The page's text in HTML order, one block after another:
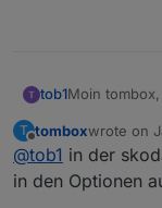
tob1Moin tombox,
bin durch
ihn direkt
Leider
Daten habe
T
Offline
tomboxwrote on
last edited
@tob1 in der
in den Optionen